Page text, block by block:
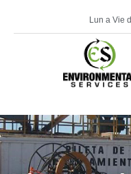
Lun a Vie